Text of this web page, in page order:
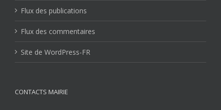
Flux des publications
Flux des commentaires
Site de WordPress-FR
CONTACTS MAIRIE